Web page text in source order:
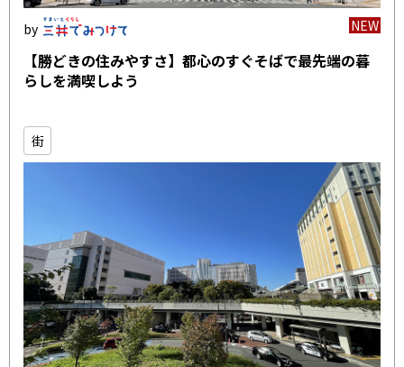
NEW
【勝どきの住みやすさ】都心のすぐそばで最先端の暮
らしを満喫しよう
街